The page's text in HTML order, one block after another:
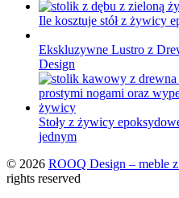
Ile kosztuje stół z żywicy
Ekskluzywne Lustro z
Design
Stoły z żywicy
jednym
© 2026 ROOQ Design – meble
rights reserved